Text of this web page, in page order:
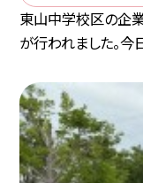
東山中学校区の企
が行われました。今